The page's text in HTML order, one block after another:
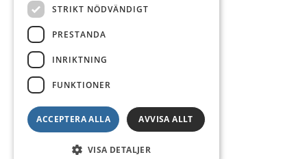
STRIKT NÖDVÄNDIGT
PRESTANDA
INRIKTNING
FUNKTIONER
ACCEPTERA ALLA AVVISA ALLT
VISA DETALJER